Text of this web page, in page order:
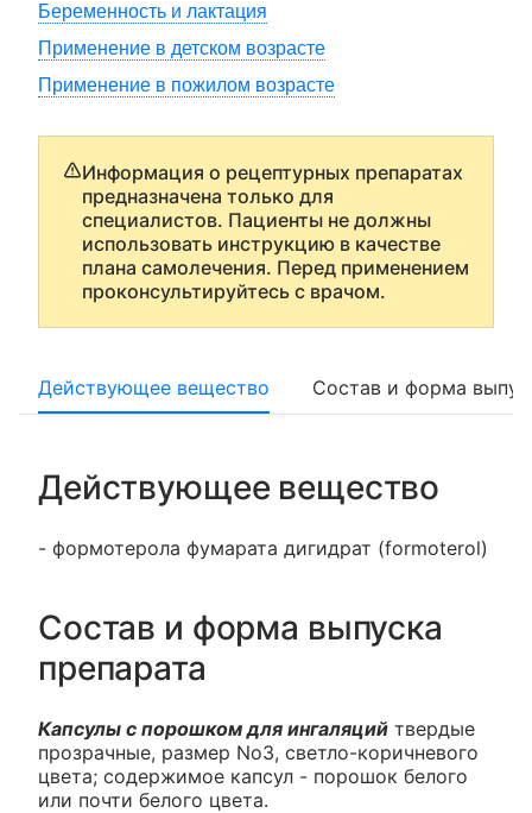
Беременность и лактация
Применение в детском возрасте
Применение в пожилом возрасте
Информация о рецептурных препаратах
предназначена только для
специалистов. Пациенты не должны
использовать инструкцию в качестве
плана самолечения. Перед применением
проконсультируйтесь с врачом.
Действующее вещество Состав и форма
Действующее вещество
- формотерола фумарата дигидрат (formoterol)
Состав и форма выпуска
препарата
Капсулы с порошком для ингаляций твердые
прозрачные, размер No3, светло-коричневого
цвета; содержимое капсул - порошок белого
или почти белого цвета.